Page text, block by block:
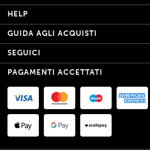
HELP
GUIDA AGLI ACQUISTI
SEGUICI
PAGAMENTI ACCETTATI